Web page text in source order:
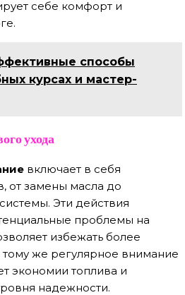
себе комфорт и
способы
курсах и мастер-
ухода
включает в себя
от замены масла до
Эти действия
проблемы на
избежать более
же регулярное внимание
экономии топлива и
надежности.